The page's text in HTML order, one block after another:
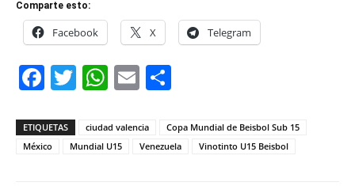
Comparte esto:
Facebook X Telegram
Facebook
Twitter
WhatsApp
Email
ETIQUETAS ciudad valencia
Copa Mundial de Beisbol Sub 15
México
Mundial U15 Venezuela Vinotinto U15 Beisbol